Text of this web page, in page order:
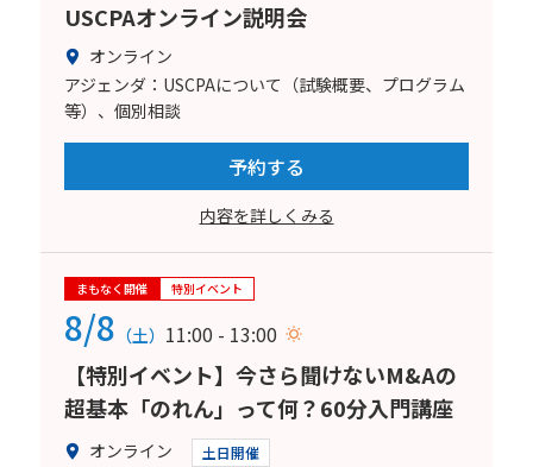
USCPAオンライン説明会
オンライン
アジェンダ：USCPAについて（試験概要、プログラム
等）、個別相談
予約する
内容を詳しくみる
まもなく開催 特別イベント
8/8 （土） 11:00 - 13:00
【特別イベント】今さら聞けないM&Aの
超基本「のれん」って何？60分入門講座
オンライン 土日開催